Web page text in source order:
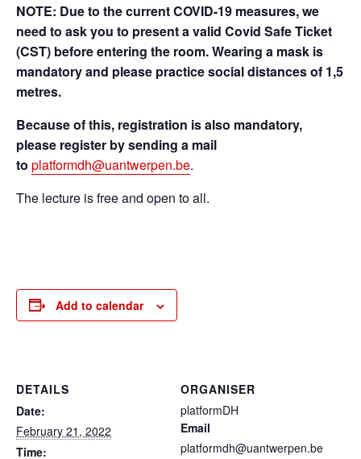
NOTE: Due to the current COVID-19 measures, we
need to ask you to present a valid Covid Safe Ticket
(CST) before entering the room. Wearing a mask is
mandatory and please practice social distances of 1,5
metres.
Because of this, registration is also mandatory,
please register by sending a mail
to platformdh@uantwerpen.be.
The lecture is free and open to all.
Add to calendar
DETAILS
Date:
February 21, 2022
Time:
ORGANISER
platformDH
Email
platformdh@uantwerpen.be